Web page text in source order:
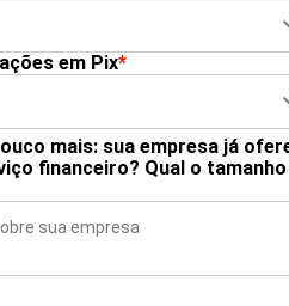
em Pix*
mais: sua empresa já
financeiro? Qual o